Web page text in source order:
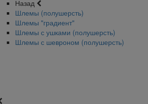
Назад
Шлемы (полушерсть)
Шлемы "градиент"
Шлемы с ушками (полушерсть)
Шлемы с шевроном (полушерсть)